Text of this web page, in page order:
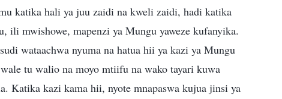
katika hali ya juu zaidi na kweli zaidi, hadi katika
mwishowe, mapenzi ya Mungu yaweze kufanyika.
wataachwa nyuma na hatua hii ya kazi ya Mungu
tu walio na moyo mtiifu na wako tayari kuwa
Katika kazi kama hii, nyote mnapaswa kujua jinsi ya